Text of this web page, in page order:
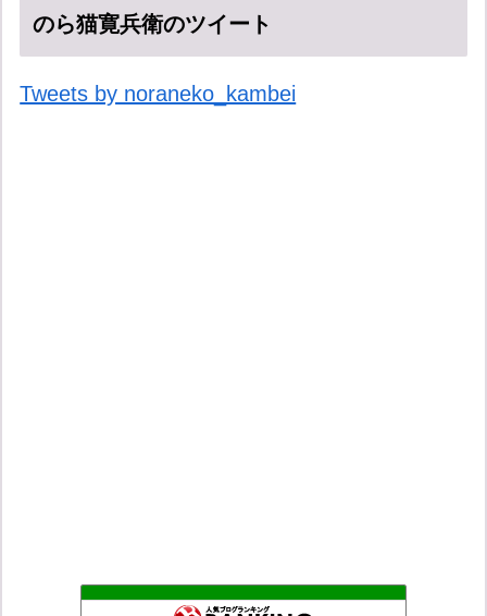
のら猫寛兵衛のツイート
Tweets by noraneko_kambei
大本神諭・一輪の九つ花が咲く〜日月神示・神一厘は肉悪の量子波